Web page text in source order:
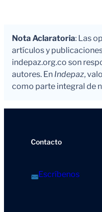
Nota Aclaratoria: Las
artículos y
indepaz.org.co son
autores. En Indepaz,
como parte integral de
Contacto
Escríbenos